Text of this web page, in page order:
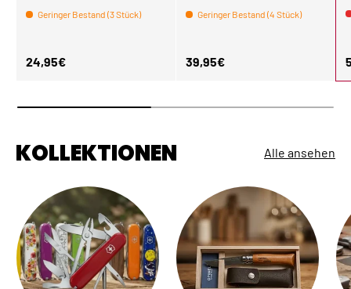
Geringer Bestand (3 Stück)
Normaler Preis
24,95€
Geringer Bestand (4 Stück)
Normaler Preis
39,95€
KOLLEKTIONEN Alle ansehen